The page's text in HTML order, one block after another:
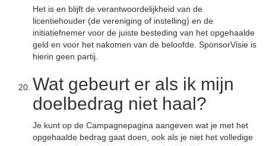
Het is en blijft de verantwoordelijkheid van de
licentiehouder (de vereniging of instelling) en de
initiatiefnemer voor de juiste besteding van het opgehaalde
geld en voor het nakomen van de beloofde. SponsorVisie is
hierin geen partij.
Wat gebeurt er als ik mijn
doelbedrag niet haal?
Je kunt op de Campagnepagina aangeven wat je met het
opgehaalde bedrag gaat doen, ook als je niet het volledige